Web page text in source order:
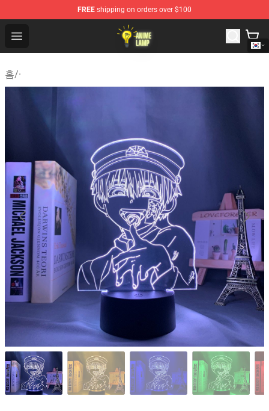
FREE shipping on orders over $100
Open menu
Anime Lamp Shop - The Best Store of Anime Lamp
홈/·